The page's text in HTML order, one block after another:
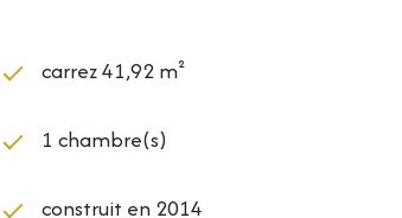
carrez 41,92 m²
1 chambre(s)
construit en 2014